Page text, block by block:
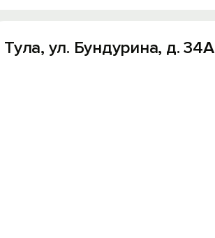
Тула, ул. Бундурина, д. 34А